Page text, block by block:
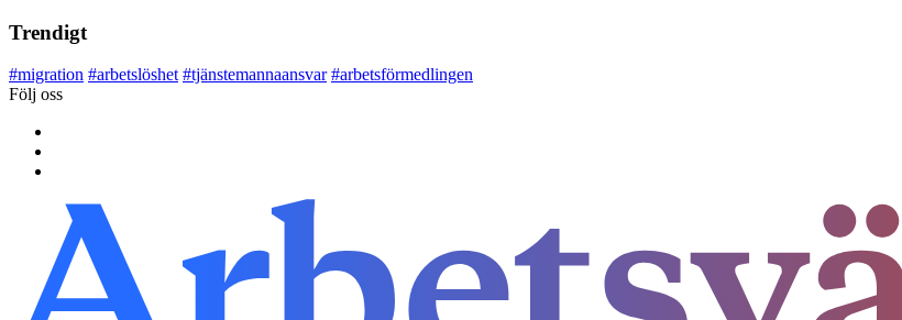
Trendigt
#migration #arbetslöshet #tjänstemannaansvar #arbetsförmedlingen
Följ oss